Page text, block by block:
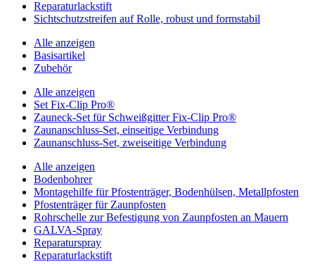
Reparaturlackstift
Sichtschutzstreifen auf Rolle, robust und formstabil
Alle anzeigen
Basisartikel
Zubehör
Alle anzeigen
Set Fix-Clip Pro®
Zauneck-Set für Schweißgitter Fix-Clip Pro®
Zaunanschluss-Set, einseitige Verbindung
Zaunanschluss-Set, zweiseitige Verbindung
Alle anzeigen
Bodenbohrer
Montagehilfe für Pfostenträger, Bodenhülsen, Metallpfosten
Pfostenträger für Zaunpfosten
Rohrschelle zur Befestigung von Zaunpfosten an Mauern
GALVA-Spray
Reparaturspray
Reparaturlackstift